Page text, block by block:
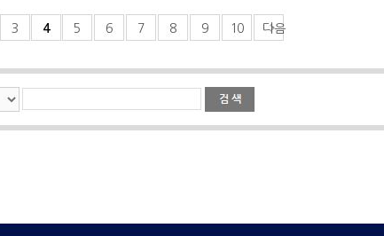
3 4 5 6 7 8 9 10 다음